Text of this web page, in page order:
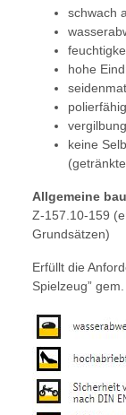
schwach
hohe
polierfähig
keine
Allgemeine
Z-157.10-159
Grundsätzen)
Erfüllt die
Spielzeug”